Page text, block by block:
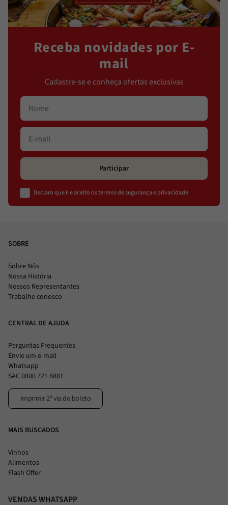
Receba novidades por E-
mail
Cadastre-se e conheça ofertas exclusivas
Participar
Declaro que li e aceito os termos de segurança e privacidade
SOBRE
Sobre Nós
Nossa História
Nossos Representantes
Trabalhe conosco
CENTRAL DE AJUDA
Perguntas Frequentes
Envie um e-mail
Whatsapp
SAC 0800 721 8881
Imprimir 2ª via do boleto
MAIS BUSCADOS
Vinhos
Alimentos
Flash Offer
VENDAS WHATSAPP